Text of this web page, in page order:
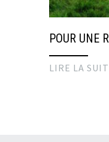
POUR UNE
LIRE LA